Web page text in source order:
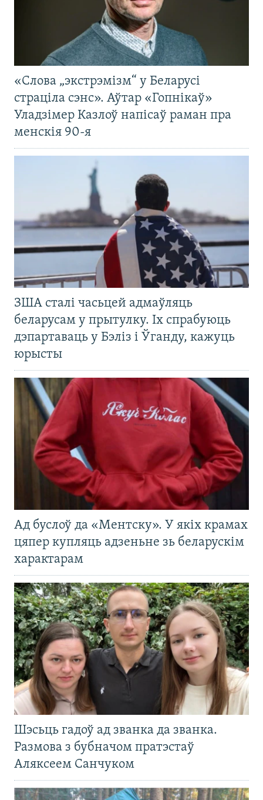
«Слова „экстрэмізм“ у Беларусі
страціла сэнс». Аўтар «Гопнікаў»
Уладзімер Казлоў напісаў раман пра
менскія 90-я
ЗША сталі часьцей адмаўляць
беларусам у прытулку. Іх спрабуюць
дэпартаваць у Бэліз і Ўганду, кажуць
юрысты
Ад буслоў да «Ментску». У якіх крамах
цяпер купляць адзеньне зь беларускім
характарам
Шэсьць гадоў ад званка да званка.
Размова з бубначом пратэстаў
Аляксеем Санчуком